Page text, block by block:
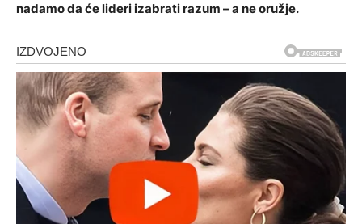
nadamo da će lideri izabrati razum – a ne oružje.